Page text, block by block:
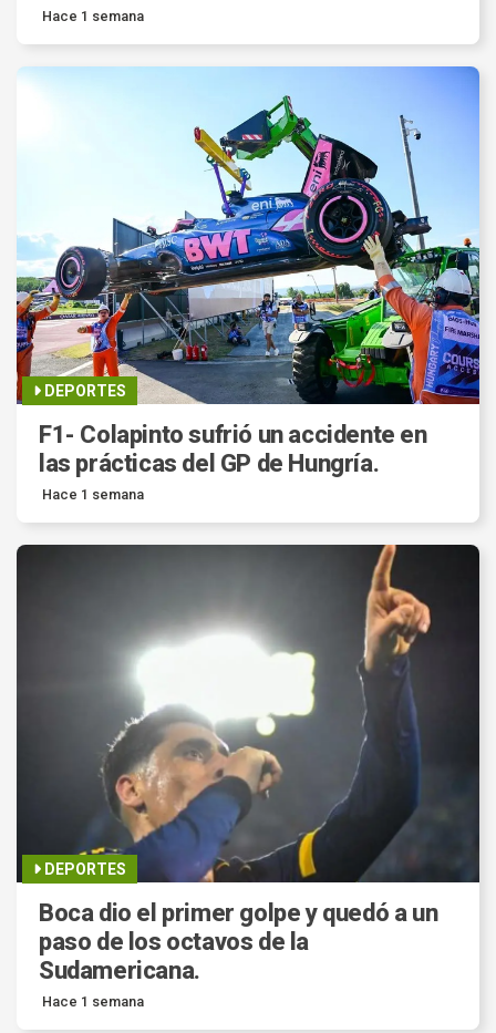
Hace 1 semana
DEPORTES
F1- Colapinto sufrió un accidente en
las prácticas del GP de Hungría.
Hace 1 semana
DEPORTES
Boca dio el primer golpe y quedó a un
paso de los octavos de la
Sudamericana.
Hace 1 semana